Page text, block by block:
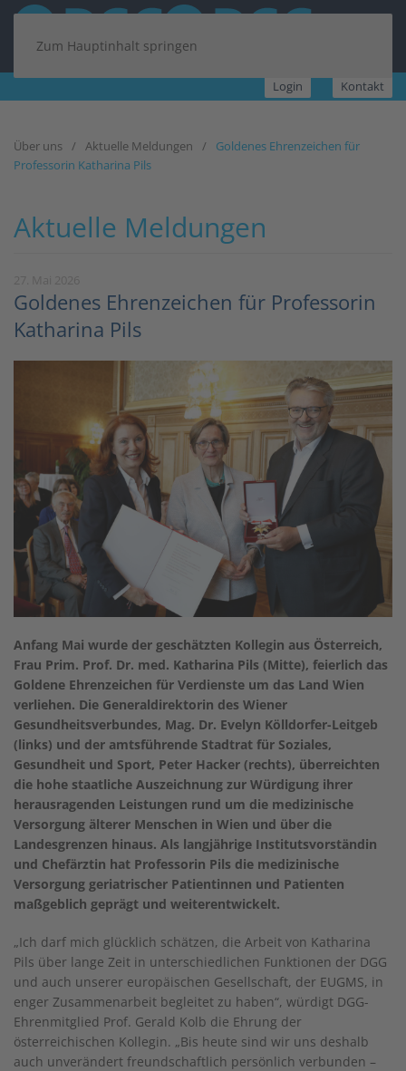
Zum Hauptinhalt springen
Login Kontakt
Über uns Aktuelle Meldungen
Goldenes Ehrenzeichen für
Professorin Katharina Pils
Aktuelle Meldungen
Goldenes Ehrenzeichen für Professorin
Katharina Pils
Anfang Mai wurde der geschätzten Kollegin aus Österreich,
Frau Prim. Prof. Dr. med. Katharina Pils (Mitte), feierlich das
Goldene Ehrenzeichen für Verdienste um das Land Wien
verliehen. Die Generaldirektorin des Wiener
Gesundheitsverbundes, Mag. Dr. Evelyn Kölldorfer-Leitgeb
(links) und der amtsführende Stadtrat für Soziales,
Gesundheit und Sport, Peter Hacker (rechts), überreichten
die hohe staatliche Auszeichnung zur Würdigung ihrer
herausragenden Leistungen rund um die medizinische
Versorgung älterer Menschen in Wien und über die
Landesgrenzen hinaus. Als langjährige Institutsvorständin
und Chefärztin hat Professorin Pils die medizinische
Versorgung geriatrischer Patientinnen und Patienten
maßgeblich geprägt und weiterentwickelt.
„Ich darf mich glücklich schätzen, die Arbeit von Katharina
Pils über lange Zeit in unterschiedlichen Funktionen der DGG
und auch unserer europäischen Gesellschaft, der EUGMS, in
enger Zusammenarbeit begleitet zu haben“, würdigt DGG-
Ehrenmitglied Prof. Gerald Kolb die Ehrung der
österreichischen Kollegin. „Bis heute sind wir uns deshalb
auch unverändert freundschaftlich persönlich verbunden –